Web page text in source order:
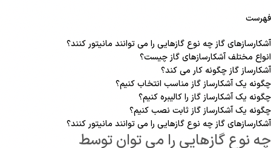
فهرست
آشکارسازهای گاز چه نوع گازهایی را می توانند مانیتور کنند؟
انواع مختلف آشکارسازهای گاز چیست؟
آشکارساز گاز چگونه کار می کند؟
چگونه یک آشکارساز گاز مناسب انتخاب کنیم؟
چگونه یک آشکارساز گاز را کالیبره کنیم؟
چگونه یک آشکارساز گاز ثابت نصب کنیم؟
آشکارسازهای گاز چه نوع گازهایی را می توانند مانیتور کنند؟
چه نوع گازهایی را می توان توسط